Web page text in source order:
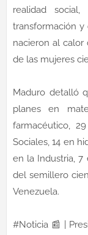
realidad
transformación y
nacieron al
de las mujeres
Maduro detalló
planes en
farmacéutico,
Sociales, 14 en
en la Industria, 7
del semillero
Venezuela.
#Noticia 📰 |